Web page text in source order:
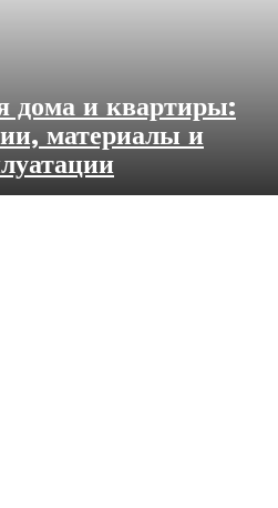
дома и квартиры:
материалы и